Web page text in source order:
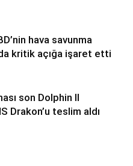
hava savunma
kritik açığa işaret etti
son Dolphin II
Drakon’u teslim aldı